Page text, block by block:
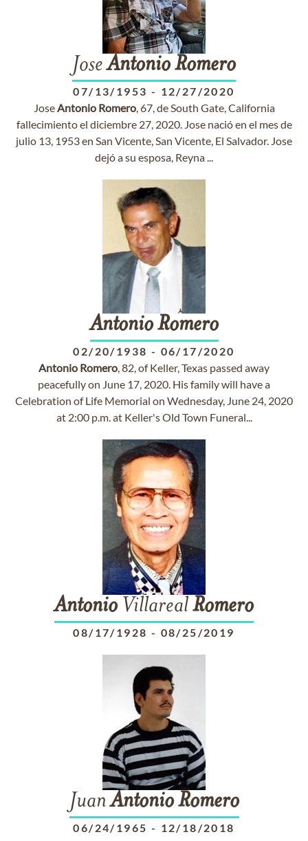
JoseAntonioRomero
07/13/1953 - 12/27/2020
JoseAntonio Romero, 67, de South Gate, California
fallecimiento el diciembre 27, 2020. Jose nació en el mes de
julio 13, 1953 en San Vicente, San Vicente, El Salvador. Jose
dejó a su esposa, Reyna ...
Antonio Romero
02/20/1938 - 06/17/2020
Antonio Romero, 82, of Keller, Texas passed away
peacefully on June 17, 2020. His family will have a
Celebration of Life Memorial on Wednesday, June 24, 2020
at 2:00 p.m. at Keller's Old Town Funeral...
AntonioVillarealRomero
08/17/1928 - 08/25/2019
JuanAntonio Romero
06/24/1965 - 12/18/2018